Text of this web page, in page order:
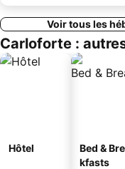
Voir tous les
Carloforte :
Hôtel
Bed &
kfasts